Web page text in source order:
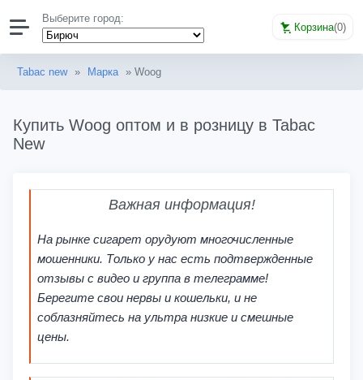
Выберите город:
Корзина(0)
Tabac new » Марка » Woog
Купить Woog оптом и в розницу в Tabac
New
Важная информация!
На рынке сигарет орудуют многочисленные
мошенники. Только у нас есть подтвержденные
отзывы с видео и группа в телеграмме!
Берегите свои нервы и кошельки, и не
соблазняйтесь на ультра низкие и смешные
цены.